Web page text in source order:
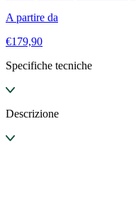
A partire da
€179,90
Specifiche tecniche
Descrizione